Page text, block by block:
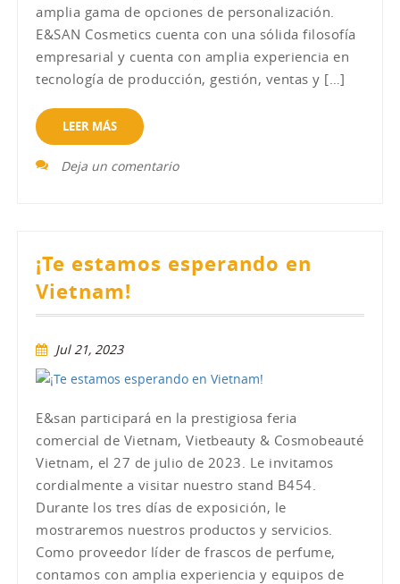
amplia gama de opciones de personalización.
E&SAN Cosmetics cuenta con una sólida filosofía
empresarial y cuenta con amplia experiencia en
tecnología de producción, gestión, ventas y […]
LEER MÁS
Deja un comentario
¡Te estamos esperando en
Vietnam!
Jul 21, 2023
E&san participará en la prestigiosa feria
comercial de Vietnam, Vietbeauty & Cosmobeauté
Vietnam, el 27 de julio de 2023. Le invitamos
cordialmente a visitar nuestro stand B454.
Durante los tres días de exposición, le
mostraremos nuestros productos y servicios.
Como proveedor líder de frascos de perfume,
contamos con amplia experiencia y equipos de